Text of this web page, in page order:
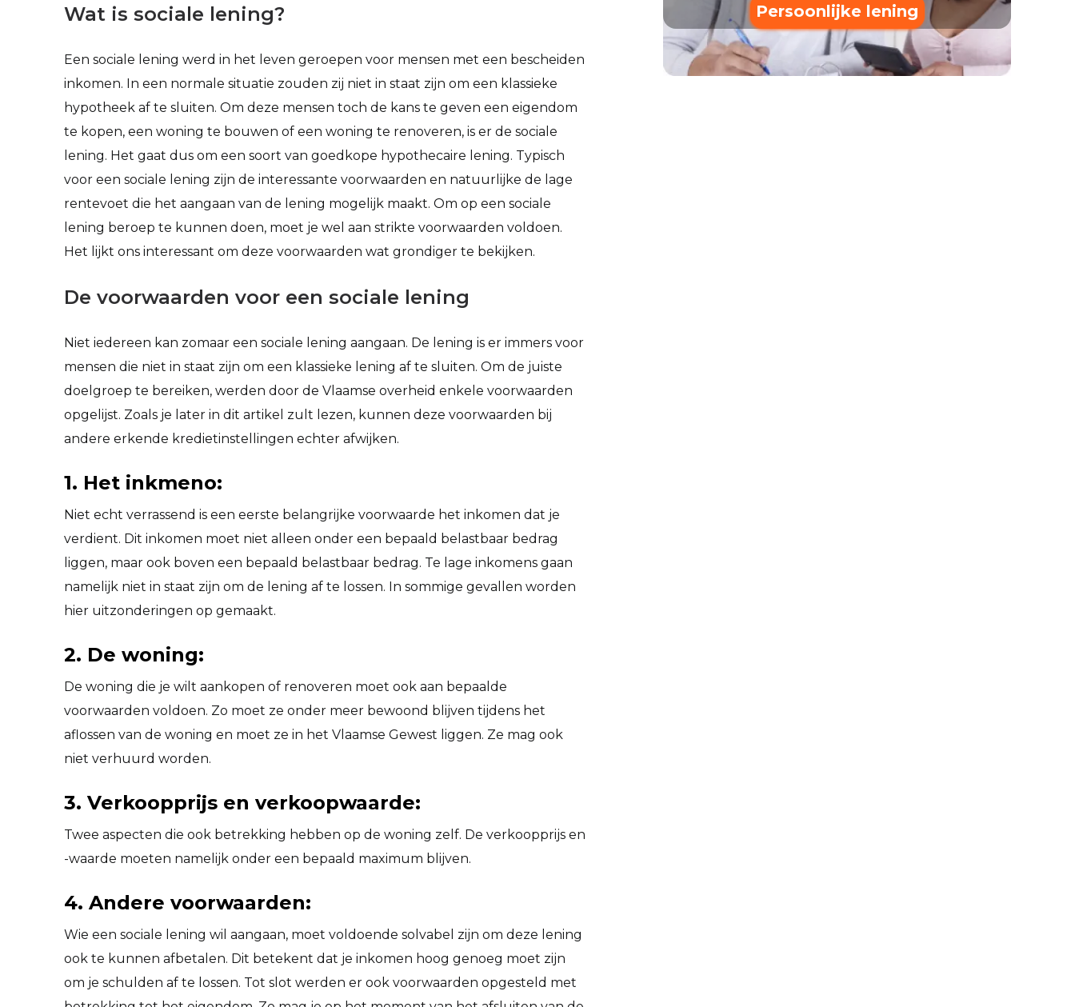
Wat is sociale lening?
Een sociale lening werd in het leven geroepen voor mensen met een bescheiden
inkomen. In een normale situatie zouden zij niet in staat zijn om een klassieke
hypotheek af te sluiten. Om deze mensen toch de kans te geven een eigendom
te kopen, een woning te bouwen of een woning te renoveren, is er de sociale
lening. Het gaat dus om een soort van goedkope hypothecaire lening. Typisch
voor een sociale lening zijn de interessante voorwaarden en natuurlijke de lage
rentevoet die het aangaan van de lening mogelijk maakt. Om op een sociale
lening beroep te kunnen doen, moet je wel aan strikte voorwaarden voldoen.
Het lijkt ons interessant om deze voorwaarden wat grondiger te bekijken.
De voorwaarden voor een sociale lening
Niet iedereen kan zomaar een sociale lening aangaan. De lening is er immers voor
mensen die niet in staat zijn om een klassieke lening af te sluiten. Om de juiste
doelgroep te bereiken, werden door de Vlaamse overheid enkele voorwaarden
opgelijst. Zoals je later in dit artikel zult lezen, kunnen deze voorwaarden bij
andere erkende kredietinstellingen echter afwijken.
1. Het inkmeno:
Niet echt verrassend is een eerste belangrijke voorwaarde het inkomen dat je
verdient. Dit inkomen moet niet alleen onder een bepaald belastbaar bedrag
liggen, maar ook boven een bepaald belastbaar bedrag. Te lage inkomens gaan
namelijk niet in staat zijn om de lening af te lossen. In sommige gevallen worden
hier uitzonderingen op gemaakt.
2. De woning:
De woning die je wilt aankopen of renoveren moet ook aan bepaalde
voorwaarden voldoen. Zo moet ze onder meer bewoond blijven tijdens het
aflossen van de woning en moet ze in het Vlaamse Gewest liggen. Ze mag ook
niet verhuurd worden.
3. Verkoopprijs en verkoopwaarde:
Twee aspecten die ook betrekking hebben op de woning zelf. De verkoopprijs en
-waarde moeten namelijk onder een bepaald maximum blijven.
4. Andere voorwaarden:
Wie een sociale lening wil aangaan, moet voldoende solvabel zijn om deze lening
ook te kunnen afbetalen. Dit betekent dat je inkomen hoog genoeg moet zijn
om je schulden af te lossen. Tot slot werden er ook voorwaarden opgesteld met
Persoonlijke lening